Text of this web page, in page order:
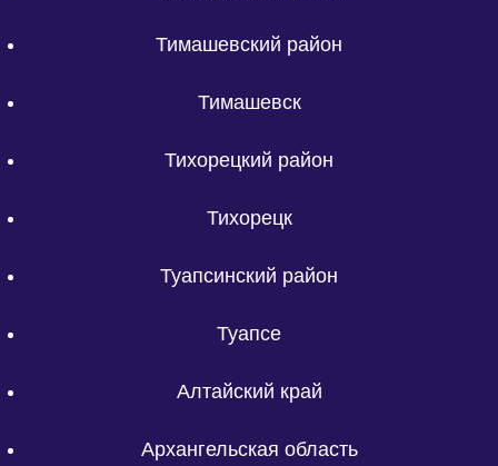
Тимашевский район
Тимашевск
Тихорецкий район
Тихорецк
Туапсинский район
Туапсе
Алтайский край
Архангельская область